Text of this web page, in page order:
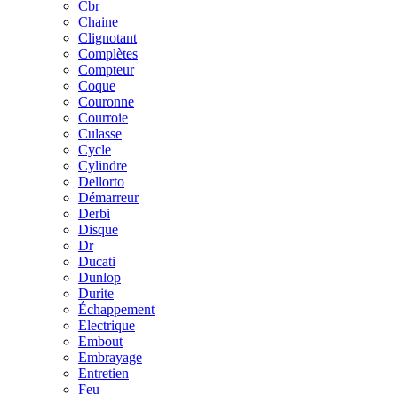
Cbr
Chaine
Clignotant
Complètes
Compteur
Coque
Couronne
Courroie
Culasse
Cycle
Cylindre
Dellorto
Démarreur
Derbi
Disque
Dr
Ducati
Dunlop
Durite
Échappement
Electrique
Embout
Embrayage
Entretien
Feu